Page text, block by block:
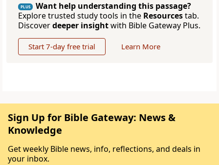
PLUS
Want help understanding this passage?
Explore trusted study tools in the Resourcestab.
Discoverdeeper insightwith Bible Gateway Plus.
Start 7-day free trial Learn More
Sign Up for Bible Gateway: News &
Knowledge
Get weekly Bible news, info, reflections, and deals in
your inbox.